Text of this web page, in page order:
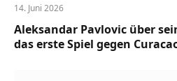
14. Juni 2026
Aleksandar Pavlovic über
das erste Spiel gegen